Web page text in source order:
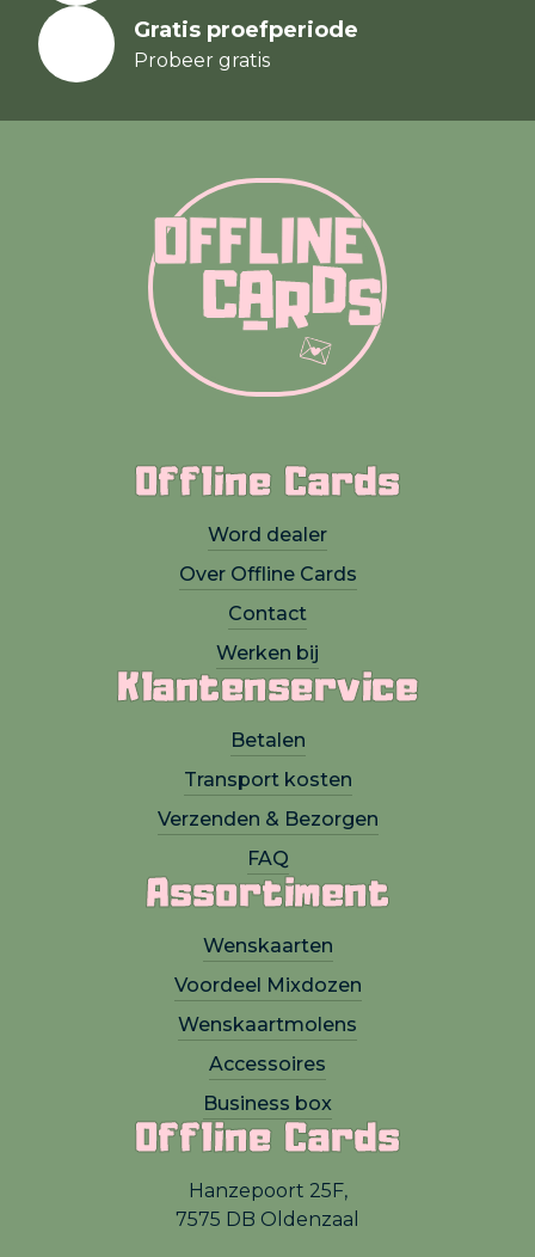
Gratis proefperiode
Probeer gratis
Offline Cards
Word dealer
Over Offline Cards
Contact
Werken bij
Klantenservice
Betalen
Transport kosten
Verzenden & Bezorgen
FAQ
Assortiment
Wenskaarten
Voordeel Mixdozen
Wenskaartmolens
Accessoires
Business box
Offline Cards
Hanzepoort 25F,
7575 DB Oldenzaal